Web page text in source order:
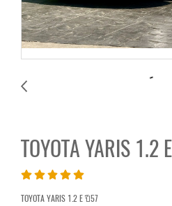
TOYOTA YARIS 1.2
TOYOTA YARIS 1.2 E ปี57